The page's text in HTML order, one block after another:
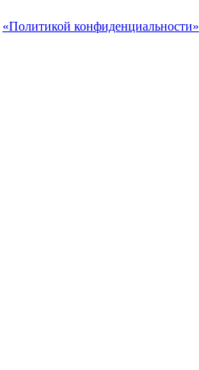
«Политикой конфиденциальности»